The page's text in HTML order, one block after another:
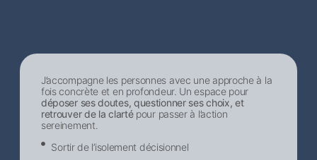
J’accompagne les personnes avec une approche à la
fois concrète et en profondeur. Un espace pour
déposer ses doutes, questionner ses choix, et
retrouver de la clartépour passer à l’action
sereinement.
Sortir de l’isolement décisionnel​